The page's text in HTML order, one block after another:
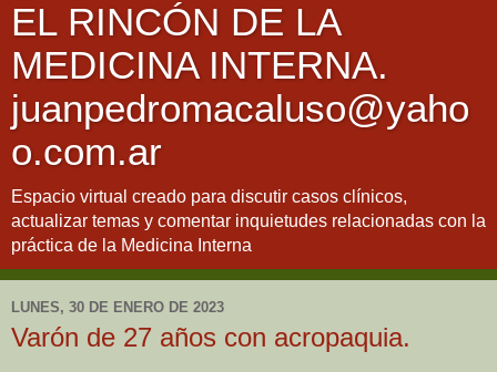
EL RINCÓN DE LA
MEDICINA INTERNA.
juanpedromacaluso@yaho
o.com.ar
Espacio virtual creado para discutir casos clínicos,
actualizar temas y comentar inquietudes relacionadas con la
práctica de la Medicina Interna
LUNES, 30 DE ENERO DE 2023
Varón de 27 años con acropaquia.